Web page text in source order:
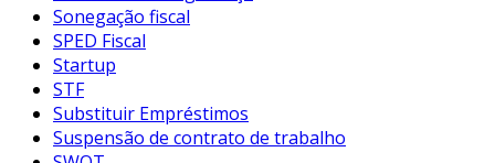
Sonegação fiscal
SPED Fiscal
Startup
STF
Substituir Empréstimos
Suspensão de contrato de trabalho